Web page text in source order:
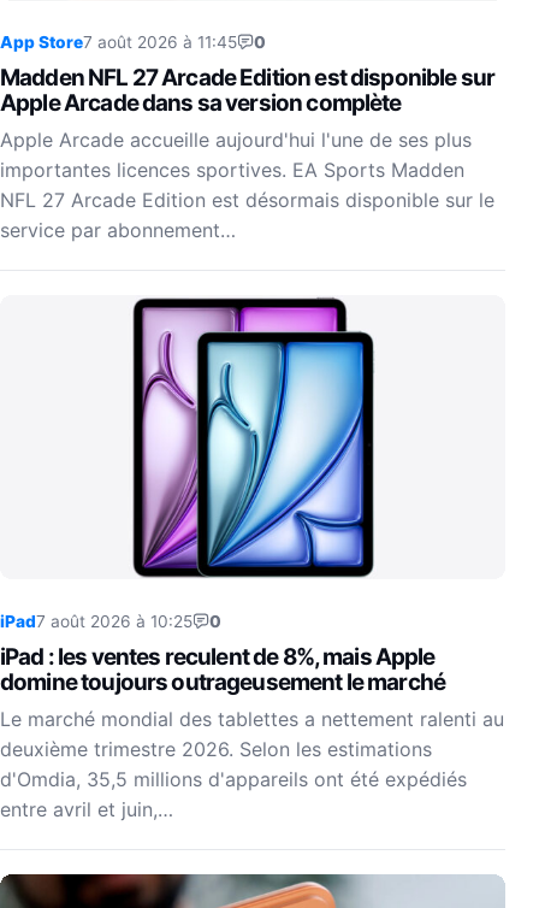
App Store7 août 2026 à 11:45 0
Madden NFL 27 Arcade Edition est disponible sur
Apple Arcade dans sa version complète
Apple Arcade accueille aujourd'hui l'une de ses plus
importantes licences sportives. EA Sports Madden
NFL 27 Arcade Edition est désormais disponible sur le
service par abonnement…
iPad7 août 2026 à 10:25 0
iPad : les ventes reculent de 8%, mais Apple
domine toujours outrageusement le marché
Le marché mondial des tablettes a nettement ralenti au
deuxième trimestre 2026. Selon les estimations
d'Omdia, 35,5 millions d'appareils ont été expédiés
entre avril et juin,…